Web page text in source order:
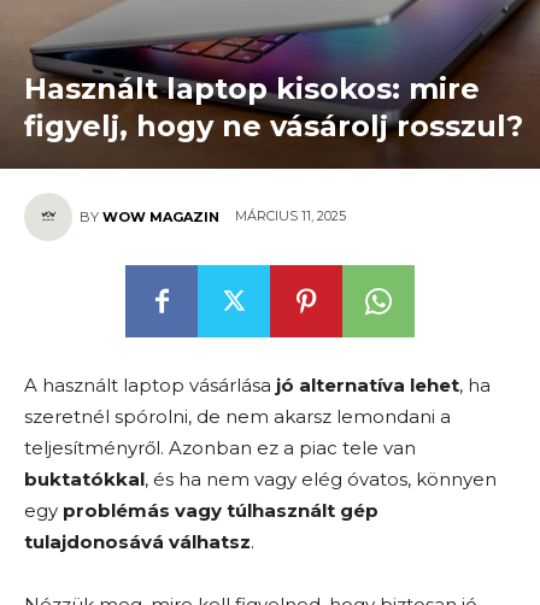
Használt laptop kisokos: mire
figyelj, hogy ne vásárolj rosszul?
BY WOW MAGAZIN MÁRCIUS 11, 2025
A használt laptop vásárlása jó alternatíva lehet, ha
szeretnél spórolni, de nem akarsz lemondani a
teljesítményről. Azonban ez a piac tele van
buktatókkal, és ha nem vagy elég óvatos, könnyen
egy problémás vagy túlhasznált gép
tulajdonosává válhatsz.